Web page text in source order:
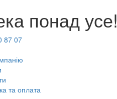
понад усе!
87 07
та оплата